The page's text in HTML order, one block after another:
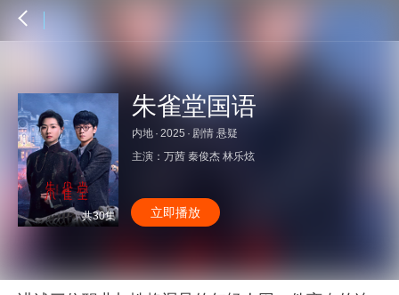
共30集
朱雀堂国语
内地 · 2025 · 剧情 悬疑
主演： 万茜 秦俊杰 林乐炫
立即播放